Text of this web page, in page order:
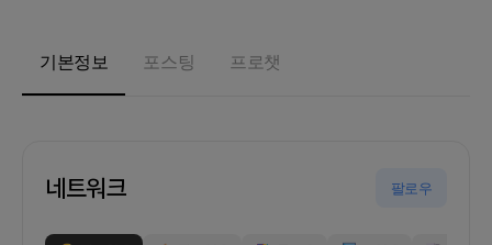
기본정보 포스팅 프로챗
네트워크 팔로우